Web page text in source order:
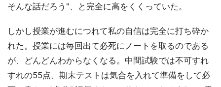
そんな話だろう"、と完全に高をくくっていた。
しかし授業が進むにつれて私の自信は完全に打ち砕か
れた。授業には毎回出て必死にノートを取るのである
が、どんどんわからなくなる。中間試験では不可すれ
すれの55点、期末テストは気合を入れて準備をして必